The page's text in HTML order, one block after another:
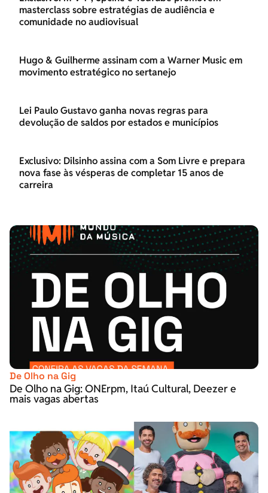
masterclass sobre estratégias de audiência e
comunidade no audiovisual
Hugo & Guilherme assinam com a Warner Music em
movimento estratégico no sertanejo
Lei Paulo Gustavo ganha novas regras para
devolução de saldos por estados e municípios
Exclusivo: Dilsinho assina com a Som Livre e prepara
nova fase às vésperas de completar 15 anos de
carreira
De Olho na Gig
De Olho na Gig: ONErpm, Itaú Cultural, Deezer e
mais vagas abertas